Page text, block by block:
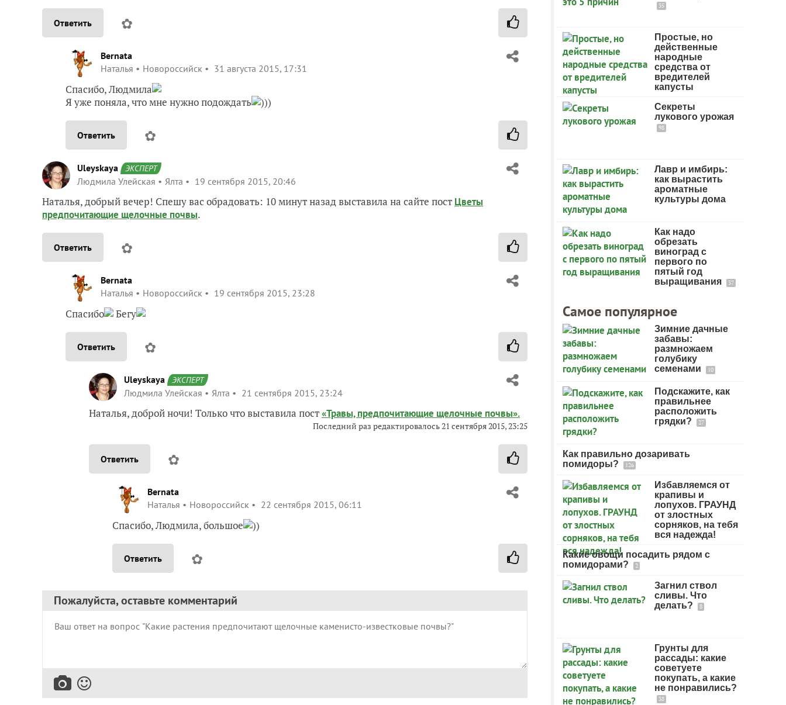
Ответить ✿
Bernata
Наталья
Новороссийск 31 августа 2015, 17:31
Спасибо, Людмила
Я уже поняла, что мне нужно подождать
)))
Ответить ✿
Uleyskaya ЭКСПЕРТ
Людмила Улейская Ялта 19 сентября 2015, 20:46
Наталья, добрый вечер! Спешу вас обрадовать: 10 минут назад выставила на сайте пост Цветы
предпочитающие щелочные почвы.
Ответить ✿
Bernata
Наталья
Новороссийск 19 сентября 2015, 23:28
Спасибо Бегу
Ответить ✿
Uleyskaya ЭКСПЕРТ
Людмила Улейская Ялта 21 сентября 2015, 23:24
Наталья, доброй ночи! Только что выставила пост«Травы, предпочитающие щелочные почвы».
Последний раз редактировалось21 сентября 2015, 23:25
Ответить ✿
Bernata
Наталья
Новороссийск 22 сентября 2015, 06:11
Спасибо, Людмила, большое ))
Ответить ✿
Пожалуйста, оставьте комментарий
35
Простые, но
действенные
народные
средства от
вредителей
капусты
Секреты
лукового урожая
98
Лавр и имбирь:
как вырастить
ароматные
культуры дома
Как надо
обрезать
виноград с
первого по
пятый год
выращивания
37
Самое популярное
Зимние дачные
забавы:
размножаем
голубику
семенами
10
Подскажите, как
правильнее
расположить
грядки?
27
Как правильно дозаривать
помидоры?
126
Избавляемся от
крапивы и
лопухов. ГРАУНД
от злостных
сорняков, на тебя
вся надежда!
Какие овощи посадить рядом с
помидорами?
2
Загнил ствол
сливы. Что
делать?
8
Грунты для
рассады: какие
советуете
покупать, а какие
не понравились?
38